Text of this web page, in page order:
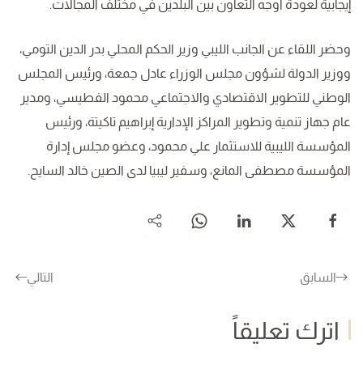
إيجابية لعودة أوجه التعاون بين البلدين في مختلف المجالات.
وحضر اللقاء عن الجانب الليبي وزير الحكم المحلي بدر الدين التومي،
ووزير الدولة لشؤون مجلس الوزراء عادل جمعة، ورئيس المجلس
الوطني للتطوير الاقتصادي والاجتماعي محمود الفطيسي، ومدير
عام جهاز تنمية وتطوير المراكز الإدارية إبراهيم تاكيتة، ورئيس
المؤسسة الليبية للاستثمار علي محمود، وعضو مجلس إدارة
المؤسسة مصطفى المانع، وسفير ليبيا لدى الصين خالد السايح.
السابق التالي
اترك تعليقاً